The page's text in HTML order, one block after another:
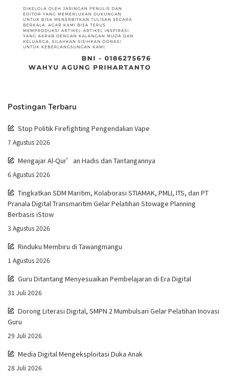
Postingan Terbaru
Stop Politik Firefighting Pengendalian Vape
7 Agustus 2026
Mengajar Al-Qur’an Hadis dan Tantangannya
6 Agustus 2026
Tingkatkan SDM Maritim, Kolaborasi STIAMAK, PMLI, ITS, dan PT
Pranala Digital Transmaritim Gelar Pelatihan Stowage Planning
Berbasis iStow
3 Agustus 2026
Rinduku Membiru di Tawangmangu
1 Agustus 2026
Guru Ditantang Menyesuaikan Pembelajaran di Era Digital
31 Juli 2026
Dorong Literasi Digital, SMPN 2 Mumbulsari Gelar Pelatihan Inovasi
Guru
29 Juli 2026
Media Digital Mengeksploitasi Duka Anak
28 Juli 2026